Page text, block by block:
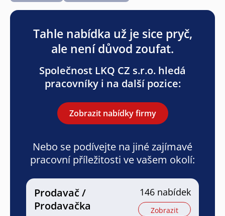
Tahle nabídka už je sice pryč,
ale není důvod zoufat.
Společnost LKQ CZ s.r.o. hledá
pracovníky i na další pozice:
Zobrazit nabídky firmy
Nebo se podívejte na jiné zajímavé
pracovní příležitosti ve vašem okolí:
Prodavač /
Prodavačka
146 nabídek
Zobrazit